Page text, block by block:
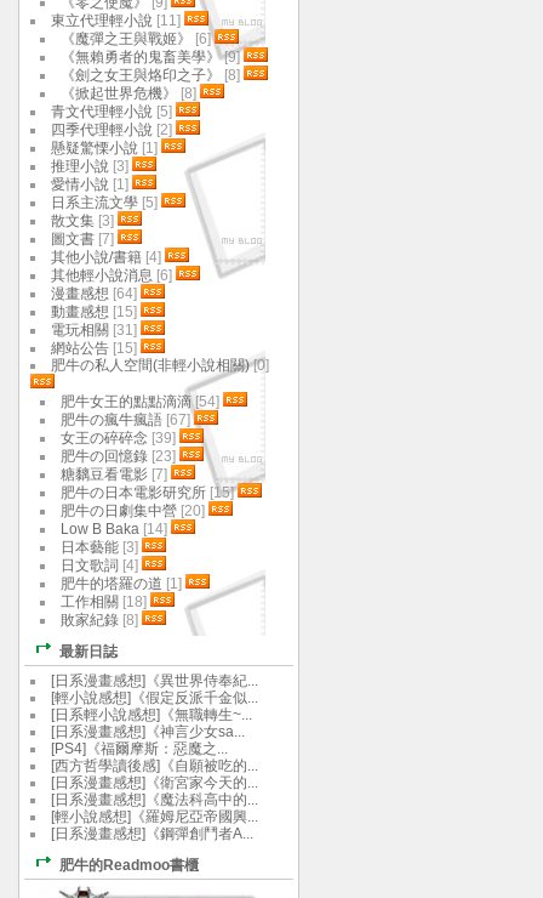
東立代理輕小說 [11]
《魔彈之王與戰姬》
[6]
《無賴勇者的鬼畜美學》[9]
《劍之女王與烙印之子》
[8]
《掀起世界危機》
[8]
青文代理輕小說 [5]
四季代理輕小說 [2]
懸疑驚慄小說 [1]
推理小說 [3]
愛情小說 [1]
日系主流文學 [5]
散文集 [3]
圖文書 [7]
其他小說/書籍 [4]
其他輕小說消息 [6]
漫畫感想 [64]
動畫感想 [15]
電玩相關 [31]
網站公告 [15]
肥牛の私人空間(非輕小說相關)[0]
肥牛女王的點點滴滴[54]
肥牛の瘋牛瘋語 [67]
女王の碎碎念 [39]
肥牛の回憶錄 [23]
糖黐豆看電影 [7]
肥牛の日本電影研究所 [15]
肥牛の日劇集中營 [20]
Low B Baka [14]
日本藝能 [3]
日文歌詞 [4]
肥牛的塔羅の道 [1]
工作相關 [18]
敗家紀錄 [8]
最新日誌
[日系漫畫感想]《異世界侍奉紀...
[輕小說感想]《假定反派千金似...
[日系輕小說感想]《無職轉生~...
[日系漫畫感想]《神言少女sa...
[PS4]《福爾摩斯：惡魔之...
[西方哲學讀後感]《自願被吃的...
[日系漫畫感想]《衛宮家今天的...
[日系漫畫感想]《魔法科高中的...
[輕小說感想]《羅姆尼亞帝國興...
[日系漫畫感想]《鋼彈創鬥者A...
肥牛的Readmoo書櫃